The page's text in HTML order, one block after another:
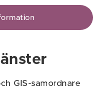
GIS-samordnare